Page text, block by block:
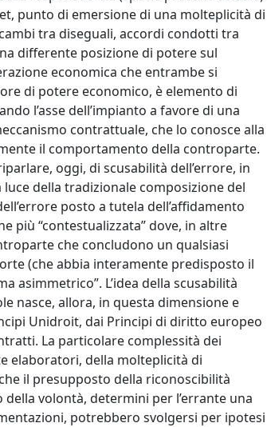
punto di emersione di una molteplicità di
tra diseguali, accordi condotti tra
differente posizione di potere sul
economica che entrambe si
di potere economico, è elemento di
l’asse dell’impianto a favore di una
contrattuale, che lo conosce alla
il comportamento della controparte.
oggi, di scusabilità dell’errore, in
della tradizionale composizione del
posto a tutela dell’affidamento
più “contestualizzata” dove, in altre
che concludono un qualsiasi
(che abbia interamente predisposto il
asimmetrico”. L’idea della scusabilità
nasce, allora, in questa dimensione e
Unidroit, dai Principi di diritto europeo
La particolare complessità dei
elaboratori, della molteplicità di
il presupposto della riconoscibilità
volontà, determini per l’errante una
potrebbero svolgersi per ipotesi